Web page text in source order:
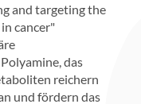
and targeting the
cancer"
das
reichern
und fördern das